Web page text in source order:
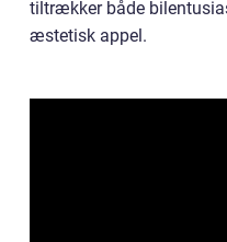
tiltrækker både
æstetisk appel.